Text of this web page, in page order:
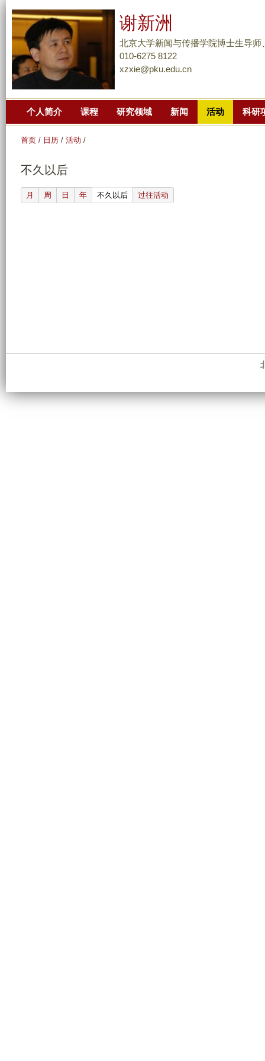
到
主
要
谢新洲
北京大学新闻与传播学院博士生导师
010-6275 8122
xzxie@pku.edu.cn
个人简介 课程 研究领域 新闻 活动 科研
首页 / 日历 / 活动 /
不久以后
月 周 日 年 不久以后(active tab)
过往活动